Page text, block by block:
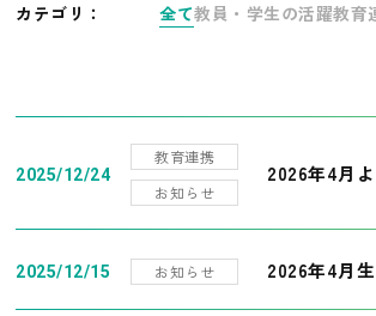
カテゴリ： 全て教員・学生の活躍教育
2025/12/24
教育連携
お知らせ
2026年4月
2025/12/15 お知らせ 2026年4月